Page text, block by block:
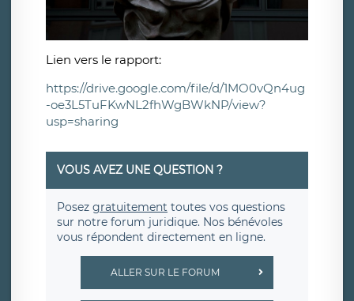
Lien vers le rapport:
https://drive.google.com/file/d/1MO0vQn4ug
-oe3L5TuFKwNL2fhWgBWkNP/view?
usp=sharing
VOUS AVEZ UNE QUESTION ?
Posez gratuitement toutes vos questions
sur notre forum juridique. Nos bénévoles
vous répondent directement en ligne.
ALLER SUR LE FORUM